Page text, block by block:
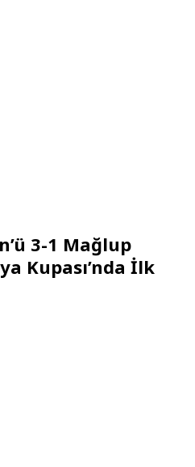
3-1 Mağlup
Kupası’nda İlk